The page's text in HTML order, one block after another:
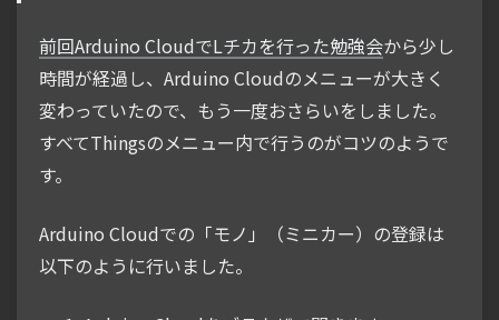
前回Arduino CloudでLチカを行った勉強会から少し
時間が経過し、Arduino Cloudのメニューが大きく
変わっていたので、もう一度おさらいをしました。
すべてThingsのメニュー内で行うのがコツのようで
す。
Arduino Cloudでの「モノ」（ミニカー）の登録は
以下のように行いました。